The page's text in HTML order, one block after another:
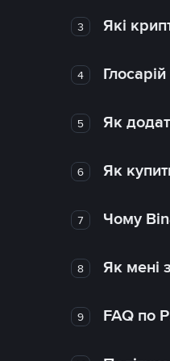
3 Які
4
5 Як
6 Як
7 Чому
8 Як мені
9 FAQ по